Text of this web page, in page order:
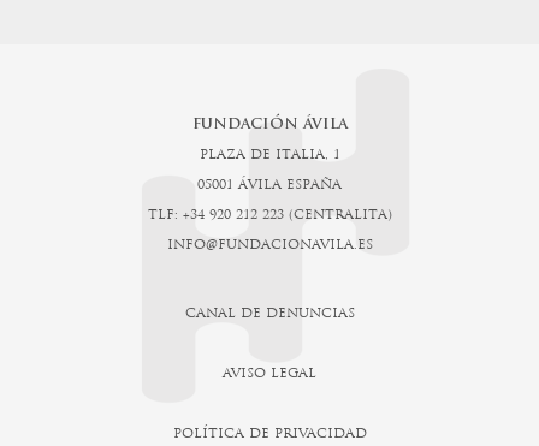
FUNDACIÓN ÁVILA
PLAZA DE ITALIA, 1
05001 ÁVILA ESPAÑA
TLF: +34 920 212 223 (CENTRALITA)
INFO@FUNDACIONAVILA.ES
CANAL DE DENUNCIAS
AVISO LEGAL
POLÍTICA DE PRIVACIDAD